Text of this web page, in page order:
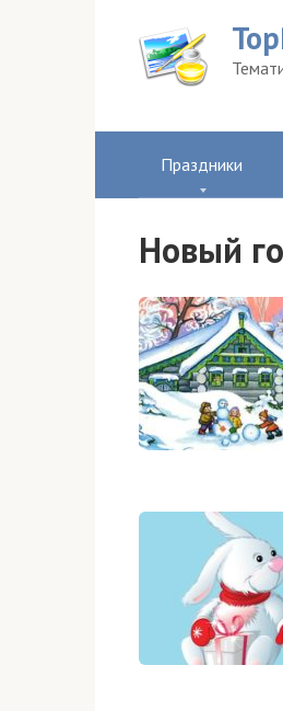
Праздники
Новый